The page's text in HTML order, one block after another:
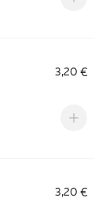
3,20 €
3,20 €